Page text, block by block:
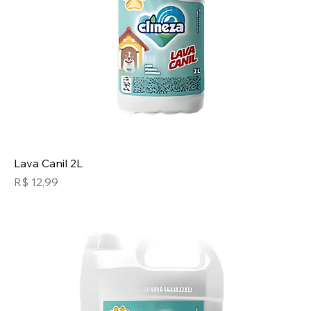
Lava Canil 2L
Preço
R$ 12,99